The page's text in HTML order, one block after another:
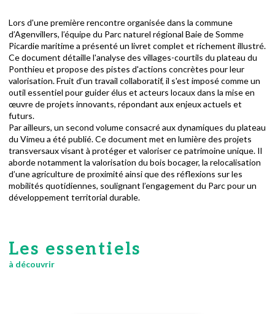
Lors d'une première rencontre organisée dans la commune
d’Agenvillers, l’équipe du Parc naturel régional Baie de Somme
Picardie maritime a présenté un livret complet et richement illustré.
Ce document détaille l'analyse des villages-courtils du plateau du
Ponthieu et propose des pistes d'actions concrètes pour leur
valorisation. Fruit d’un travail collaboratif, il s'est imposé comme un
outil essentiel pour guider élus et acteurs locaux dans la mise en
œuvre de projets innovants, répondant aux enjeux actuels et
futurs.
Par ailleurs, un second volume consacré aux dynamiques du plateau
du Vimeu a été publié. Ce document met en lumière des projets
transversaux visant à protéger et valoriser ce patrimoine unique. Il
aborde notamment la valorisation du bois bocager, la relocalisation
d’une agriculture de proximité ainsi que des réflexions sur les
mobilités quotidiennes, soulignant l’engagement du Parc pour un
développement territorial durable.
Les essentiels
à découvrir